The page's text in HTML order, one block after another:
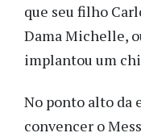
que seu filho
Dama Michelle,
implantou um
No ponto alto da
convencer o